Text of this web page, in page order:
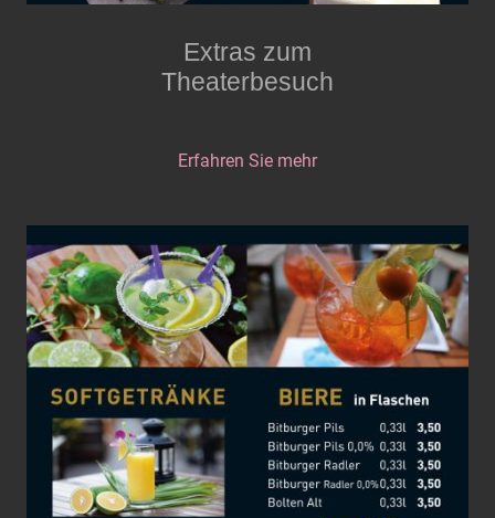
Extras zum
Theaterbesuch
Erfahren Sie mehr